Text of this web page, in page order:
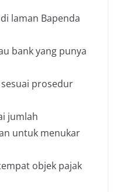
laman Bapenda
bank yang punya
prosedur
jumlah
untuk menukar
objek pajak